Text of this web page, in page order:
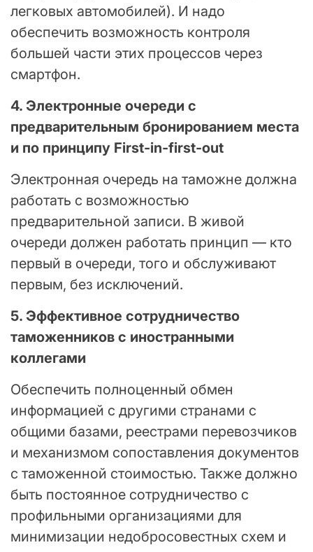
легковых автомобилей). И надо
обеспечить возможность контроля
большей части этих процессов через
смартфон.
4. Электронные очереди с
предварительным бронированием места
и по принципу First-in-first-out
Электронная очередь на таможне должна
работать с возможностью
предварительной записи. В живой
очереди должен работать принцип — кто
первый в очереди, того и обслуживают
первым, без исключений.
5. Эффективное сотрудничество
таможенников с иностранными
коллегами
Обеспечить полноценный обмен
информацией с другими странами с
общими базами, реестрами перевозчиков
и механизмом сопоставления документов
с таможенной стоимостью. Также должно
быть постоянное сотрудничество с
профильными организациями для
минимизации недобросовестных схем и